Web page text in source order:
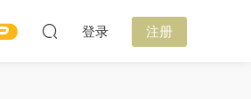
登录 注册